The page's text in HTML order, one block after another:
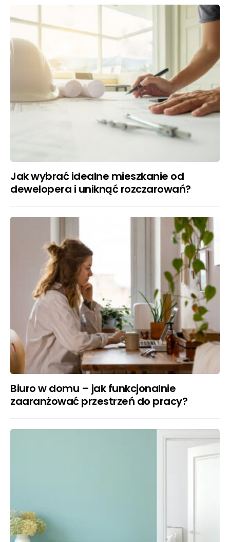
Jak wybrać idealne mieszkanie od
dewelopera i uniknąć rozczarowań?
Biuro w domu – jak funkcjonalnie
zaaranżować przestrzeń do pracy?